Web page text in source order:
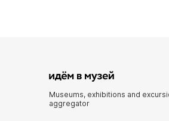
Museums, exhibitions and
aggregator